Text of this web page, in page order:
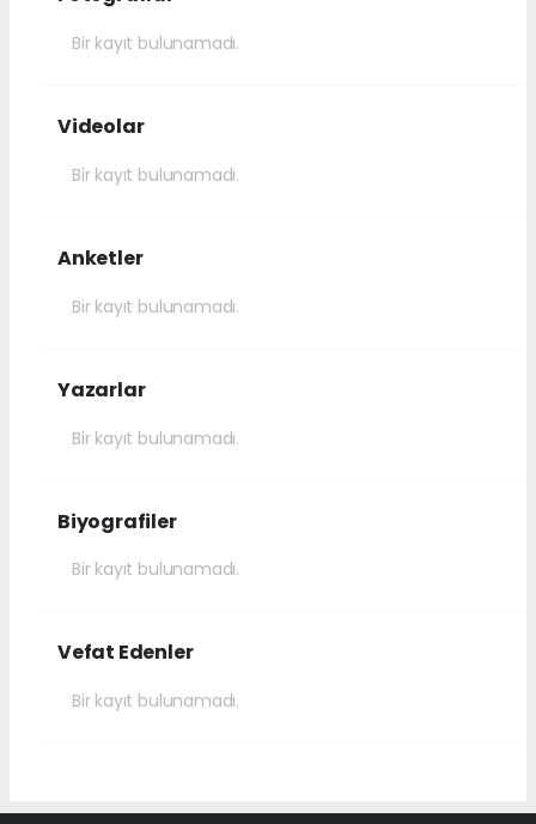
Bir kayıt bulunamadı.
Videolar
Bir kayıt bulunamadı.
Anketler
Bir kayıt bulunamadı.
Yazarlar
Bir kayıt bulunamadı.
Biyografiler
Bir kayıt bulunamadı.
Vefat Edenler
Bir kayıt bulunamadı.